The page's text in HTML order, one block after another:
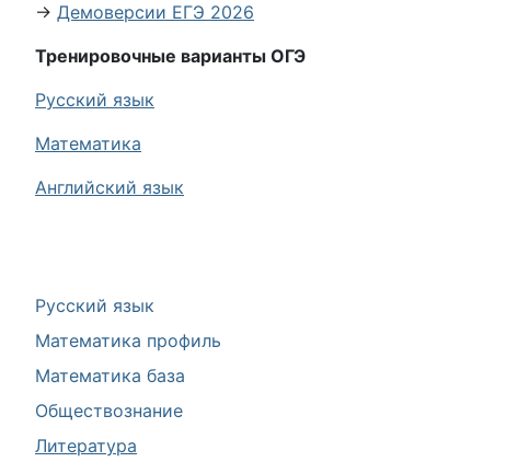
Русский язык
Математика профиль
Математика база
Обществознание
Литература
→ Демоверсии ЕГЭ 2026
Тренировочные варианты ОГЭ
Русский язык
Математика
Английский язык